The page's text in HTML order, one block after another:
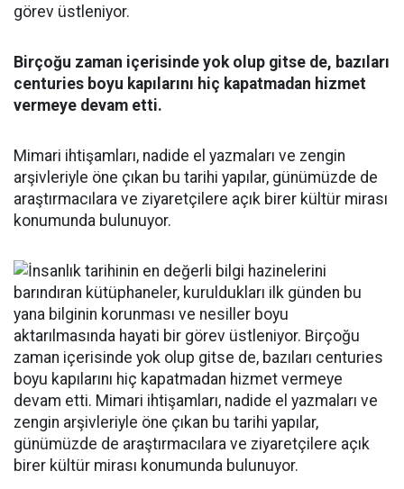
görev üstleniyor.
Birçoğu zaman içerisinde yok olup gitse de, bazıları
centuries boyu kapılarını hiç kapatmadan hizmet
vermeye devam etti.
Mimari ihtişamları, nadide el yazmaları ve zengin
arşivleriyle öne çıkan bu tarihi yapılar, günümüzde de
araştırmacılara ve ziyaretçilere açık birer kültür mirası
konumunda bulunuyor.